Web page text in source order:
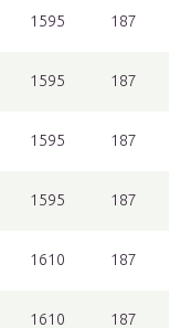
1595 187
1595 187
1595 187
1595 187
1610 187
1610 187